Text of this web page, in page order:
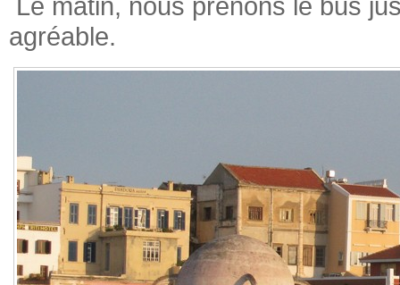
agréable.